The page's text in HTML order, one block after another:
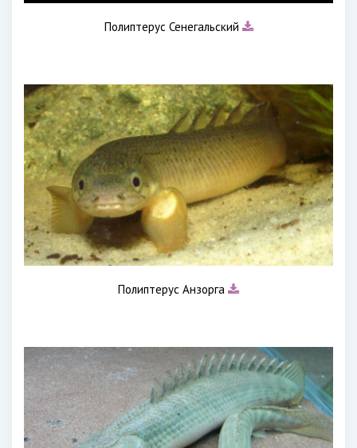
Полиптерус Сенегальский
Полиптерус Анзорга